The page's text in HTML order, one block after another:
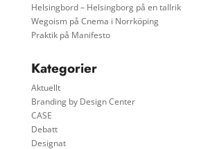
Helsingbord – Helsingborg på en tallrik
Wegoism på Cnema i Norrköping
Praktik på Manifesto
Kategorier
Aktuellt
Branding by Design Center
CASE
Debatt
Designat